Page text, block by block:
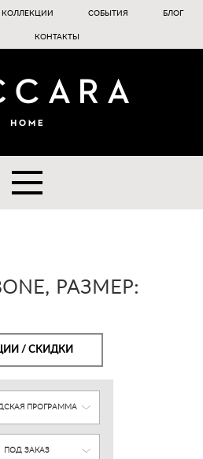
КОЛЛЕКЦИИ СОБЫТИЯ БЛОГ
КОНТАКТЫ
РАЗМЕР:
/ СКИДКИ
ПРОГРАММА
ПОД ЗАКАЗ